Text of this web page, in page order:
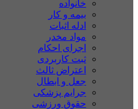
خانواده
بیمه و کار
ادله اثبات
مواد مخدر
اجرای احکام
ثبت کاربردی
اعتراض ثالث
جعل و ابطال
جرایم پزشکی
حقوق ورزشی